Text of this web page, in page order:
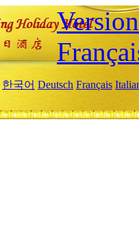
한국어 Deutsch Français